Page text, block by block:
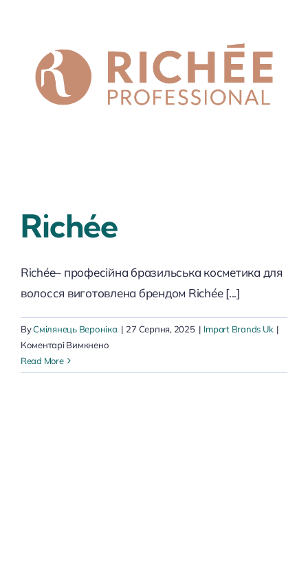
Richée
Richée– професійна бразильська косметика для
волосся виготовлена брендом Richée [...]
ByСмілянець Вероніка | 27 Серпня, 2025 | Import Brands Uk |
Коментарі Вимкненодо
Read More